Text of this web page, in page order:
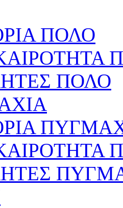
ΠΟΛΟ
ΠΟΛΟ